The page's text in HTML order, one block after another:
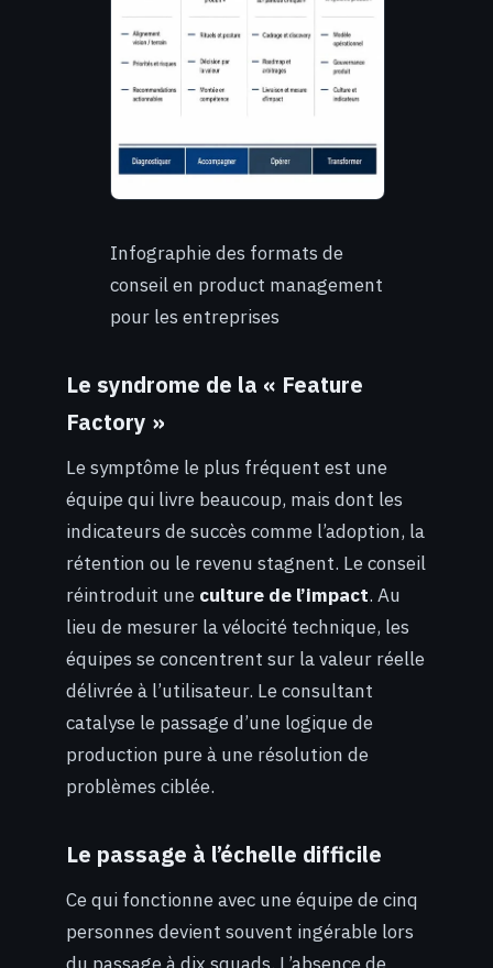
Infographie des formats de
conseil en product management
pour les entreprises
Le syndrome de la « Feature
Factory »
Le symptôme le plus fréquent est une
équipe qui livre beaucoup, mais dont les
indicateurs de succès comme l’adoption, la
rétention ou le revenu stagnent. Le conseil
réintroduit une culture de l’impact. Au
lieu de mesurer la vélocité technique, les
équipes se concentrent sur la valeur réelle
délivrée à l’utilisateur. Le consultant
catalyse le passage d’une logique de
production pure à une résolution de
problèmes ciblée.
Le passage à l’échelle difficile
Ce qui fonctionne avec une équipe de cinq
personnes devient souvent ingérable lors